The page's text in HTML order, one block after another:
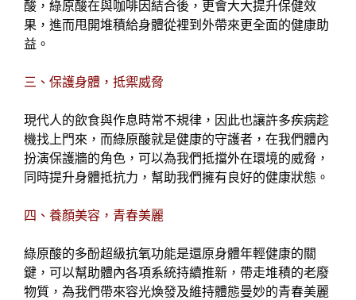
酸，綠原酸在與咖啡因結合後，更會大大提升保健效
果，進而甩開堆積給身體從裡到外帶來更全面的健康助
益。
三、保護身體，抵禦威脅
現代人的飲食與作息時常不規律，因此也讓許多疾病趁
機找上門來，而綠原酸就是健康的守護者，在我們體內
扮演保護牆的角色，可以為我們抵擋外在環境的威脅，
同時提升身體抵抗力，幫助我們擁有良好的健康狀態。
四、養顏美容，青春美麗
綠原酸的多酚超級抗氧功能是還原身體年輕健康的關
鍵，可以幫助體內各項系統持續推新，帶走堆積的老廢
物質，為我們帶來容光煥發及維持體態曼妙的青春美麗